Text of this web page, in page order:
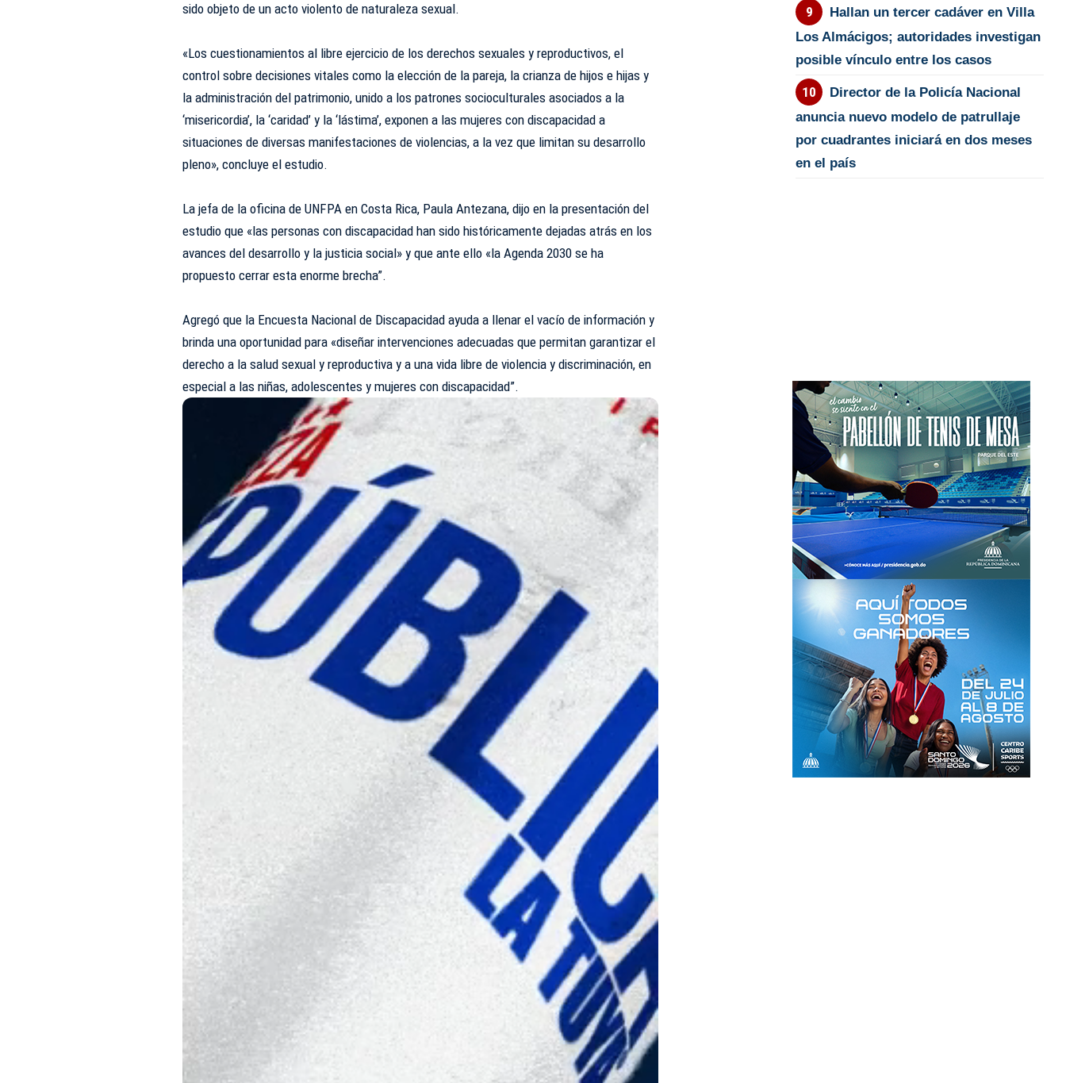
sido objeto de un acto violento de naturaleza sexual.
«Los cuestionamientos al libre ejercicio de los derechos sexuales y reproductivos, el
control sobre decisiones vitales como la elección de la pareja, la crianza de hijos e hijas y
la administración del patrimonio, unido a los patrones socioculturales asociados a la
‘misericordia’, la ‘caridad’ y la ‘lástima’, exponen a las mujeres con discapacidad a
situaciones de diversas manifestaciones de violencias, a la vez que limitan su desarrollo
pleno», concluye el estudio.
La jefa de la oficina de UNFPA en Costa Rica, Paula Antezana, dijo en la presentación del
estudio que «las personas con discapacidad han sido históricamente dejadas atrás en los
avances del desarrollo y la justicia social» y que ante ello «la Agenda 2030 se ha
propuesto cerrar esta enorme brecha”.
Agregó que la Encuesta Nacional de Discapacidad ayuda a llenar el vacío de información y
brinda una oportunidad para «diseñar intervenciones adecuadas que permitan garantizar el
derecho a la salud sexual y reproductiva y a una vida libre de violencia y discriminación, en
especial a las niñas, adolescentes y mujeres con discapacidad”.
Hallan un tercer cadáver en Villa
Los Almácigos; autoridades investigan
posible vínculo entre los casos
Director de la Policía Nacional
anuncia nuevo modelo de patrullaje
por cuadrantes iniciará en dos meses
en el país